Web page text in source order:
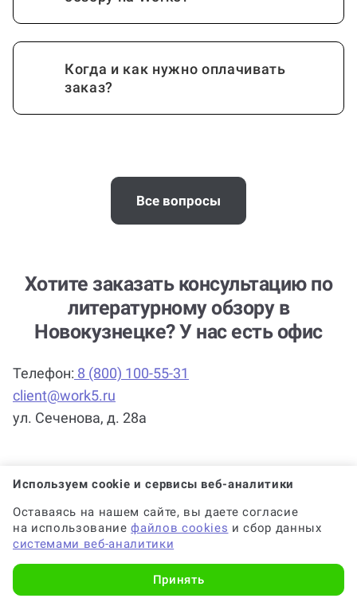
Когда и как нужно оплачивать
заказ?
Все вопросы
Хотите заказать консультацию по
литературному обзору в
Новокузнецке? У нас есть офис
Телефон: 8 (800) 100-55-31
client@work5.ru
ул. Сеченова, д. 28а
Выходные: суббота, воскресенье
Используем cookie и сервисы веб-аналитики
Оставаясь на нашем сайте, вы даете согласие
на использованиефайлов cookies и сбор данных
системами веб-аналитики
Принять